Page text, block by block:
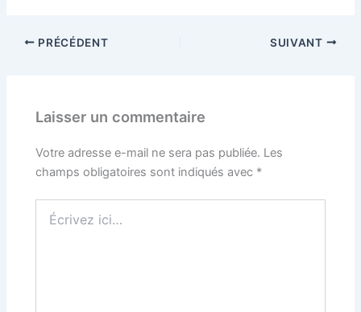
PRÉCÉDENT SUIVANT
Laisser un commentaire
Votre adresse e-mail ne sera pas publiée. Les
champs obligatoires sont indiqués avec *
ici…